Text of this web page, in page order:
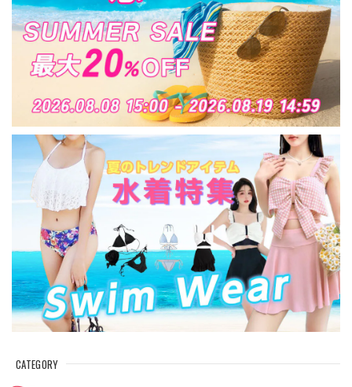
CATEGORY